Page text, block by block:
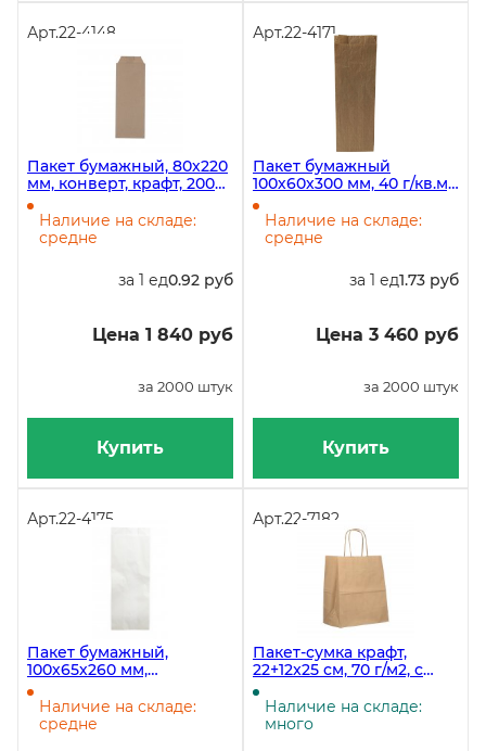
Арт.22-4148
Пакет бумажный, 80х220
мм, конверт, крафт, 2000
штук в коробке
Наличие на складе:
средне
за 1 ед0.92 руб
Цена 1 840 руб
за 2000 штук
Купить
Арт.22-4171
Пакет бумажный
100х60х300 мм, 40 г/кв.м,
крафт, 2000 штук
Наличие на складе:
средне
за 1 ед1.73 руб
Цена 3 460 руб
за 2000 штук
Купить
Арт.22-4175
Пакет бумажный,
100х65х260 мм,
жиростойкая бумага "Ж",
белый, 3200 штук в
коробке
Наличие на складе:
средне
Арт.22-7182
Пакет-сумка крафт,
22+12x25 см, 70 г/м2, с
кручеными ручками, в
упаковке 250 штук
Наличие на складе:
много